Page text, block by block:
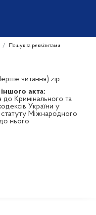
Пошук за реквізитами
читання).zip
акта:
до Кримінального та
України у
статуту Міжнародного
нього